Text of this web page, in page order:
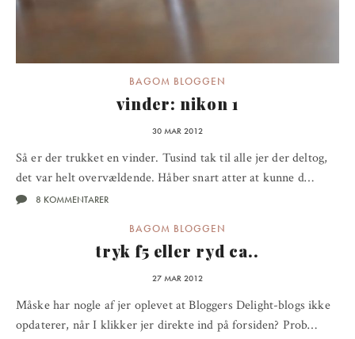
BAGOM BLOGGEN
vinder: nikon 1
30 MAR 2012
Så er der trukket en vinder. Tusind tak til alle jer der deltog,
det var helt overvældende. Håber snart atter at kunne d…
8 KOMMENTARER
BAGOM BLOGGEN
tryk f5 eller ryd ca..
27 MAR 2012
Måske har nogle af jer oplevet at Bloggers Delight-blogs ikke
opdaterer, når I klikker jer direkte ind på forsiden? Prob…